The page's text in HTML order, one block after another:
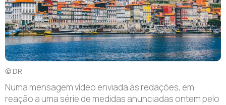
© DR
Numa mensagem vídeo enviada às redações, em
reação a uma série de medidas anunciadas ontem pelo